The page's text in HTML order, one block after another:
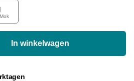
In winkelwagen